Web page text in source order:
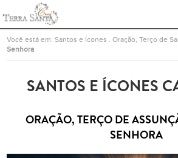
Ir para a página inicial
Você está em:Santos e Ícones .Oração, Terço de
Senhora
SANTOS E ÍCONES
ORAÇÃO, TERÇO DE
SENHORA